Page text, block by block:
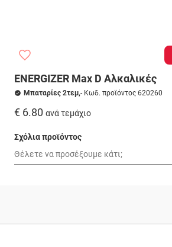
ENERGIZER Max D Αλκαλικές
Μπαταρίες 2τεμ,- Κωδ. προϊόντος 620260
€ 6.80 ανά τεμάχιο
Σχόλια προϊόντος